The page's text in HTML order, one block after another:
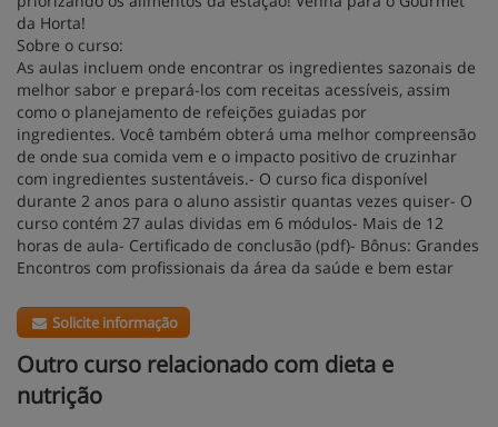
da Horta!
Sobre o curso:
As aulas incluem onde encontrar os ingredientes sazonais de
melhor sabor e prepará-los com receitas acessíveis, assim
como o planejamento de refeições guiadas por
ingredientes. Você também obterá uma melhor compreensão
de onde sua comida vem e o impacto positivo de cruzinhar
com ingredientes sustentáveis.- O curso fica disponível
durante 2 anos para o aluno assistir quantas vezes quiser- O
curso contém 27 aulas dividas em 6 módulos- Mais de 12
horas de aula- Certificado de conclusão (pdf)- Bônus: Grandes
Encontros com profissionais da área da saúde e bem estar
Solicite informação
Outro curso relacionado com dieta e
nutrição